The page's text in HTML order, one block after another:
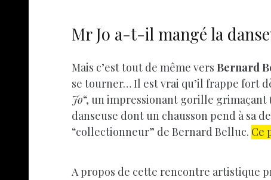
Mr Jo a-t-il mangé la
Mais c’est tout de même vers Bernard
se tourner… Il est vrai qu’il frappe fort
Jo“, un impressionant gorille
danseuse dont un chausson pend à sa
“collectionneur” de Bernard Belluc. Ce
A propos de cette rencontre artistique